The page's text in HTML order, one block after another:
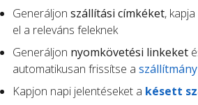
Generáljon szállítási címkéket,
el a releváns feleknek
Generáljon nyomkövetési linkeket
automatikusan frissítse a
Kapjon napi jelentéseket a késett